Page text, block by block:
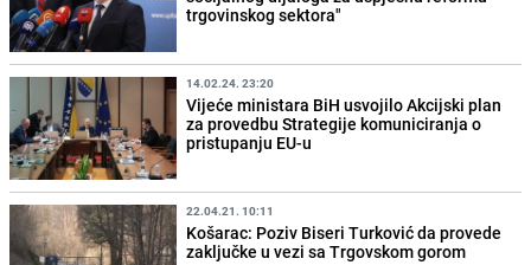
trgovinskog sektora"
14.02.24. 23:20
Vijeće ministara BiH usvojilo Akcijski plan
za provedbu Strategije komuniciranja o
pristupanju EU-u
22.04.21. 10:11
Košarac: Poziv Biseri Turković da provede
zaključke u vezi sa Trgovskom gorom